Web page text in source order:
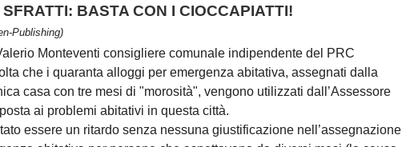
BASTA CON I CIOCCAPIATTI!
Publishing)
Monteventi consigliere comunale indipendente del PRC
che i quaranta alloggi per emergenza abitativa, assegnati dalla
casa con tre mesi di "morosità", vengono utilizzati dall’Assessore
ai problemi abitativi in questa città.
essere un ritardo senza nessuna giustificazione nell’assegnazione